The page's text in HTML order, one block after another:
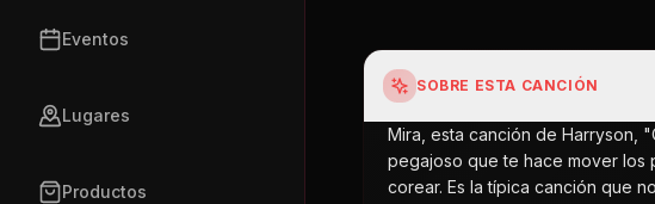
Eventos
Lugares
Productos
SOBRE ESTA CANCIÓN
Mira, esta canción de Harryson,
pegajoso que te hace mover los
corear. Es la típica canción que